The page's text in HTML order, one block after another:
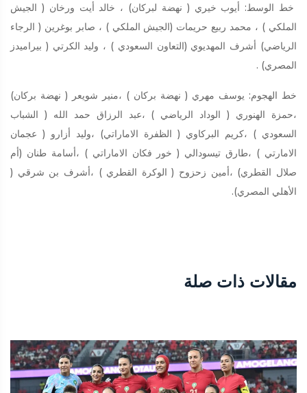
خط الوسط: أيوب خيري ( نهضة لبركان) ، خالد أيت ورخان ( الجيش
الملكي ) ، محمد ربيع حريمات (الجيش الملكي ) ، صابر بوغرين ( الرجاء
الرياضي) أشرف المهديوي (التعاون السعودي ) ، وليد الكرتي ( بيراميدز
المصري) .
خط الهجوم: يوسف مهري ( نهضة بركان ) ،منير شويعر ( نهضة بركان)
،حمزة الهنوري ( الوداد الرياضي ) ،عبد الرزاق حمد الله ( الشباب
السعودي ) ،كريم البركاوي ( الظفرة الاماراتي) ،وليد أزارو ( عجمان
الامارتي ) ،طارق تيسودالي ( خور فكان الاماراتي ) ،أسامة طنان (أم
صلال القطري) ،أمين زحزوح ( الوكرة القطري ) ،أشرف بن شرقي (
الأهلي المصري).
مقالات ذات صلة